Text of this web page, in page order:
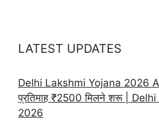
LATEST UPDATES
Delhi Lakshmi Yojana 2026
प्रतिमाह ₹2500 मिलने शरू |
2026